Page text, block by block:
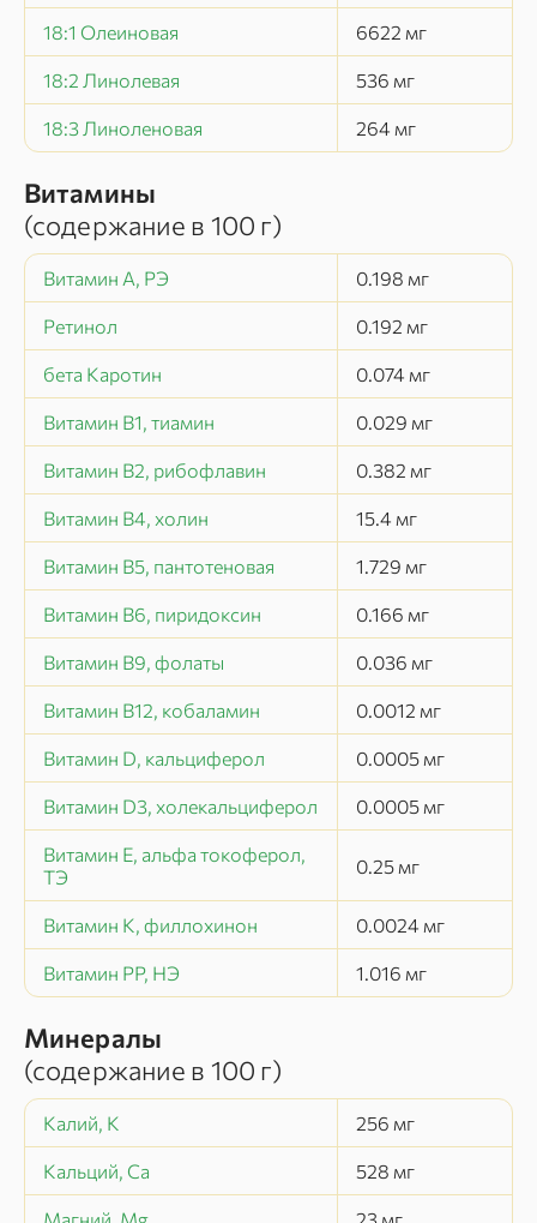
18:1 Олеиновая 6622 мг
18:2 Линолевая 536 мг
18:3 Линоленовая 264 мг
Витамины
(содержание в 100 г)
Витамин А, РЭ 0.198 мг
Ретинол 0.192 мг
бета Каротин 0.074 мг
Витамин В1, тиамин 0.029 мг
Витамин В2, рибофлавин 0.382 мг
Витамин В4, холин 15.4 мг
Витамин В5, пантотеновая 1.729 мг
Витамин В6, пиридоксин 0.166 мг
Витамин В9, фолаты 0.036 мг
Витамин В12, кобаламин 0.0012 мг
Витамин D, кальциферол 0.0005 мг
Витамин D3, холекальциферол 0.0005 мг
Витамин Е, альфа токоферол,
ТЭ
0.25 мг
Витамин К, филлохинон 0.0024 мг
Витамин РР, НЭ 1.016 мг
Минералы
(содержание в 100 г)
Калий, K 256 мг
Кальций, Ca 528 мг